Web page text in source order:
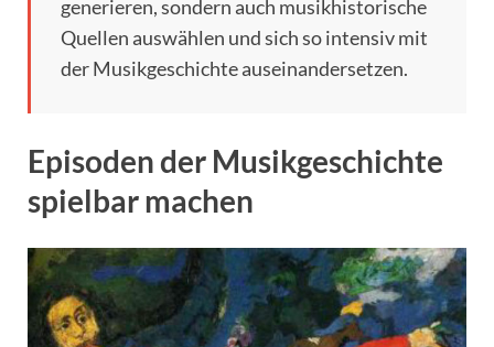
generieren, sondern auch musikhistorische
Quellen auswählen und sich so intensiv mit
der Musikgeschichte auseinandersetzen.
Episoden der Musikgeschichte
spielbar machen